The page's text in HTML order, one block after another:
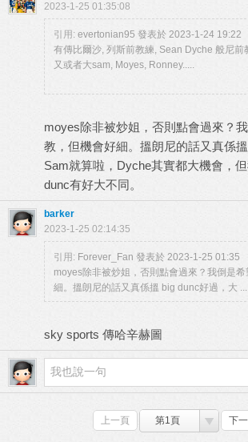
2023-1-25 01:35:08
引用: evertonian95 發表於 2023-1-24 19:22
有傳比爾沙, 列斯前教練, Sean Dyche 般尼前
又或者大sam, Moyes, Ronney.....
moyes除非被炒姐，否則點會過來？
教，但機會好細。搵朗尼的話又真係
Sam就算啦，Dyche其實都大機會，
dunc有好大不同。
barker
2023-1-25 02:14:35
引用: Forever_Fan 發表於 2023-1-25 01:35
moyes除非被炒姐，否則點會過來？我倒是
細。搵朗尼的話又真係搵 big dunc好過，大 ...
sky sports 傳哈辛赫圖
上一頁 第1頁 下